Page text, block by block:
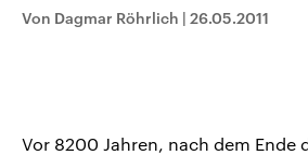
Audio-Archiv
Von Dagmar Röhrlich | 26.05.2011
Vor 8200 Jahren, nach dem Ende